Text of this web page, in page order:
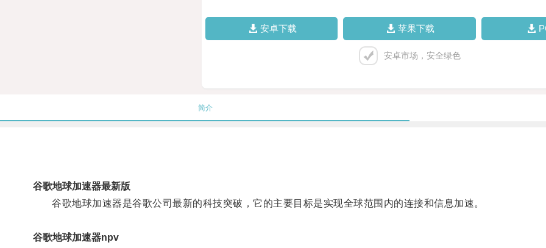
安卓下载 苹果下载
安卓市场，安全绿色
简介
谷歌地球加速器最新版
谷歌地球加速器是谷歌公司最新的科技突破，它的主要目标是实现全球范围内的连接和信息加速。
谷歌地球加速器npv